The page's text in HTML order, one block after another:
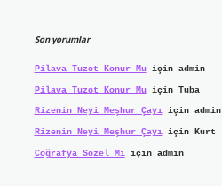
Son yorumlar
Pilava Tuzot Konur Muiçin admin
Pilava Tuzot Konur Muiçin Tuba
Rizenin Neyi Meşhur Çayıiçin admin
Rizenin Neyi Meşhur Çayıiçin Kurt
Coğrafya Sözel Miiçin admin